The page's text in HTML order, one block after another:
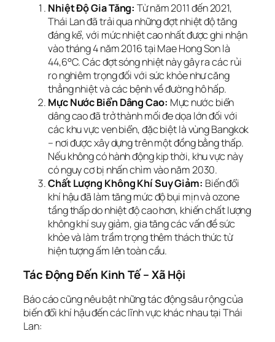
Nhiệt Độ Gia Tăng: Từ năm 2011 đến 2021,
Thái Lan đã trải qua những đợt nhiệt độ tăng
đáng kể, với mức nhiệt cao nhất được ghi nhận
vào tháng 4 năm 2016 tại Mae Hong Son là
44,6°C. Các đợt sóng nhiệt này gây ra các rủi
ro nghiêm trọng đối với sức khỏe như căng
thẳng nhiệt và các bệnh về đường hô hấp.
Mực Nước Biển Dâng Cao: Mực nước biển
dâng cao đã trở thành mối đe dọa lớn đối với
các khu vực ven biển, đặc biệt là vùng Bangkok
– nơi được xây dựng trên một đồng bằng thấp.
Nếu không có hành động kịp thời, khu vực này
có nguy cơ bị nhấn chìm vào năm 2030.
Chất Lượng Không Khí Suy Giảm: Biến đổi
khí hậu đã làm tăng mức độ bụi mịn và ozone
tầng thấp do nhiệt độ cao hơn, khiến chất lượng
không khí suy giảm, gia tăng các vấn đề sức
khỏe và làm trầm trọng thêm thách thức từ
hiện tượng ấm lên toàn cầu.
Tác Động Đến Kinh Tế – Xã Hội
Báo cáo cũng nêu bật những tác động sâu rộng của
biến đổi khí hậu đến các lĩnh vực khác nhau tại Thái
Lan: